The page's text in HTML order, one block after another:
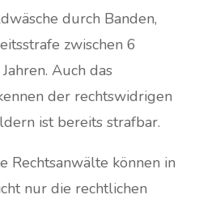
durch Banden,
zwischen 6
Auch das
der rechtswidrigen
ist bereits strafbar.
Rechtsanwälte können in
nur die rechtlichen